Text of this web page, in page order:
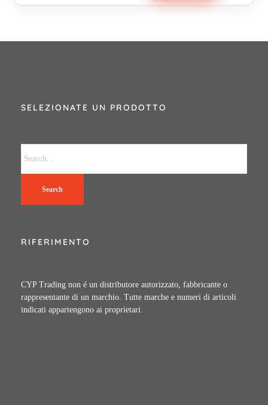
SELEZIONATE UN PRODOTTO
Search
RIFERIMENTO
CYP Trading non é un distributore autorizzato, fabbricante o
rappresentante di un marchio. Tutte marche e numeri di articoli
indicati appartengono ai proprietari.